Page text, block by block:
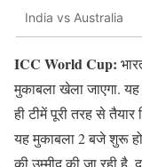
India vs Australia
ICC World Cup:
मुकाबला खेला जाएगा.
ही टीमें पूरी तरह से
यह मुकाबला 2 बजे शुरू
की उम्मीद की जा रही